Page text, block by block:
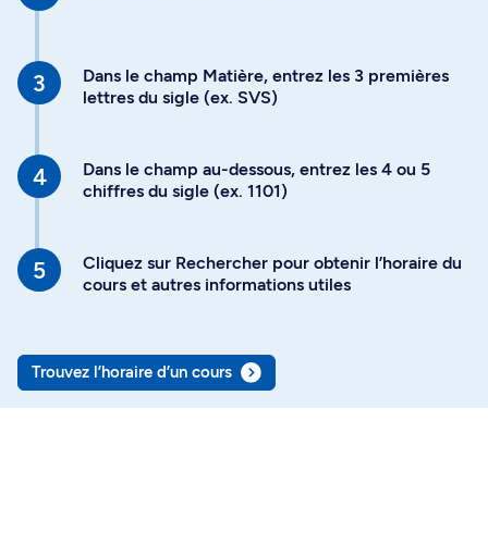
Dans le champ Matière, entrez les 3 premières
lettres du sigle (ex. SVS)
Dans le champ au-dessous, entrez les 4 ou 5
chiffres du sigle (ex. 1101)
Cliquez sur Rechercher pour obtenir l’horaire du
cours et autres informations utiles
Trouvez l’horaire d’un cours